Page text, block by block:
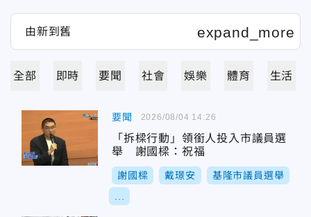
全部 即時 要聞 社會 娛樂 體育 生活
要聞
「拆樑行動」領銜人投入市議員選
舉 謝國樑：祝福
謝國樑 戴璟安 基隆市議員選舉
2026/08/04 14:26